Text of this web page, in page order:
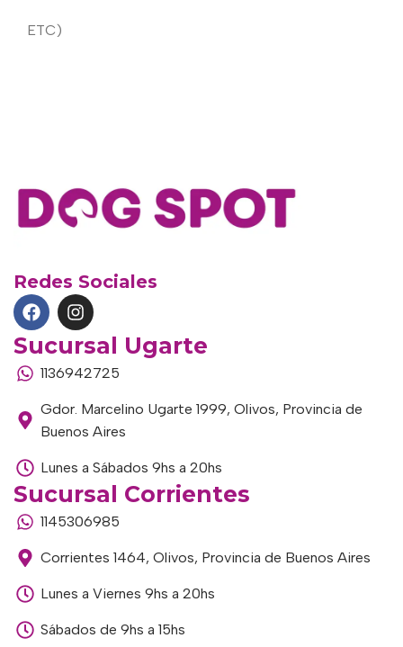
ETC)
Redes Sociales
Sucursal Ugarte
1136942725
Gdor. Marcelino Ugarte 1999, Olivos, Provincia de
Buenos Aires
Lunes a Sábados 9hs a 20hs
Sucursal Corrientes
1145306985
Corrientes 1464, Olivos, Provincia de Buenos Aires
Lunes a Viernes 9hs a 20hs
Sábados de 9hs a 15hs